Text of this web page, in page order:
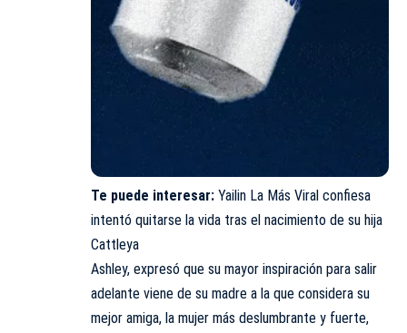
Te puede interesar: Yailin La Más Viral confiesa
intentó quitarse la vida tras el nacimiento de su hija
Cattleya
Ashley, expresó que su mayor inspiración para salir
adelante viene de su madre a la que considera su
mejor amiga, la mujer más deslumbrante y fuerte,